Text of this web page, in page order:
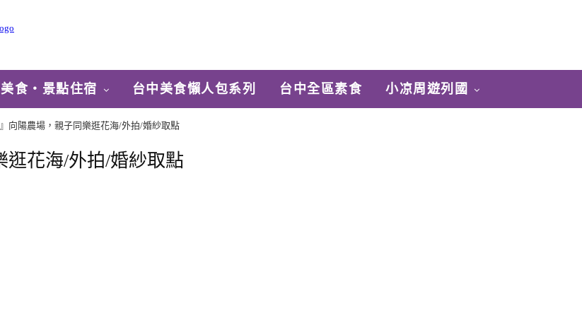
食‧景點住宿 台中美食懶人包系列 台中全區素食 小凉周遊列國
』向陽農場，親子同樂逛花海/外拍/婚紗取點
逛花海/外拍/婚紗取點